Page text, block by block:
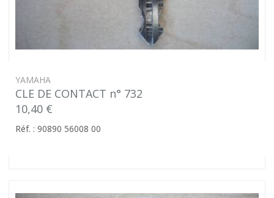
YAMAHA
CLE DE CONTACT n° 732
10,40 €
Réf. : 90890 56008 00